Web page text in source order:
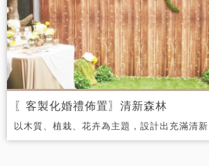
〖客製化婚禮佈置〗清新森林
以木質、植栽、花卉為主題，設計出充滿清新
的森林系婚禮，讓大家彷彿走入充滿愛情芬多